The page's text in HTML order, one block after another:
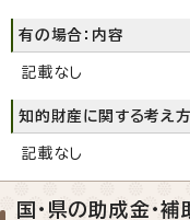
有の場合：内容
記載なし
知的財産に関する考え方
記載なし
国・県の助成金・